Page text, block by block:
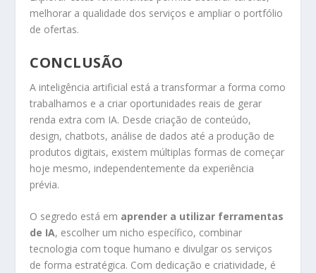
melhorar a qualidade dos serviços e ampliar o portfólio
de ofertas.
CONCLUSÃO
A inteligência artificial está a transformar a forma como
trabalhamos e a criar oportunidades reais de gerar
renda extra com IA. Desde criação de conteúdo,
design, chatbots, análise de dados até a produção de
produtos digitais, existem múltiplas formas de começar
hoje mesmo, independentemente da experiência
prévia.
O segredo está em aprender a utilizar ferramentas
de IA, escolher um nicho específico, combinar
tecnologia com toque humano e divulgar os serviços
de forma estratégica. Com dedicação e criatividade, é